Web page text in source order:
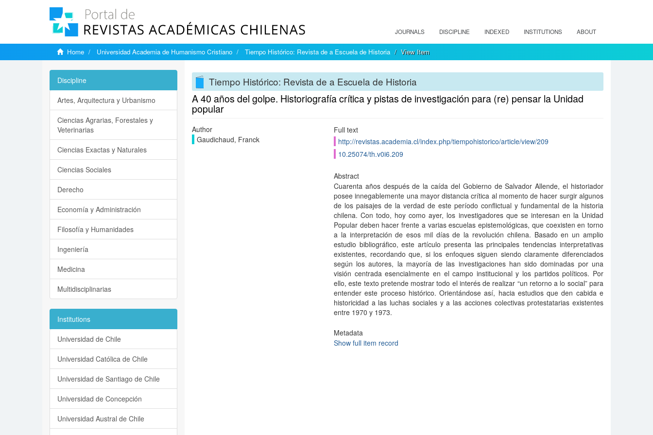
JOURNALS DISCIPLINE INDEXED INSTITUTIONS ABOUT
Home Universidad Academia de Humanismo Cristiano Tiempo Histórico: Revista de a Escuela de Historia View Item
Tiempo Histórico: Revista de a Escuela de Historia
A 40 años del golpe. Historiografía crítica y pistas de investigación para (re) pensar la Unidad
popular
Author
Gaudichaud, Franck
Full text
http://revistas.academia.cl/index.php/tiempohistorico/article/view/209
10.25074/th.v0i6.209
Abstract
Cuarenta años después de la caída del Gobierno de Salvador Allende, el historiador
posee innegablemente una mayor distancia crítica al momento de hacer surgir algunos
de los paisajes de la verdad de este período conflictual y fundamental de la historia
chilena. Con todo, hoy como ayer, los investigadores que se interesan en la Unidad
Popular deben hacer frente a varias escuelas epistemológicas, que coexisten en torno
a la interpretación de esos mil días de la revolución chilena. Basado en un amplio
estudio bibliográfico, este artículo presenta las principales tendencias interpretativas
existentes, recordando que, si los enfoques siguen siendo claramente diferenciados
según los autores, la mayoría de las investigaciones han sido dominadas por una
visión centrada esencialmente en el campo institucional y los partidos políticos. Por
ello, este texto pretende mostrar todo el interés de realizar “un retorno a lo social” para
entender este proceso histórico. Orientándose así, hacia estudios que den cabida e
historicidad a las luchas sociales y a las acciones colectivas protestatarias existentes
entre 1970 y 1973.
Metadata
Show full item record
Discipline
Artes, Arquitectura y Urbanismo
Ciencias Agrarias, Forestales y
Veterinarias
Ciencias Exactas y Naturales
Ciencias Sociales
Derecho
Economía y Administración
Filosofía y Humanidades
Ingeniería
Medicina
Multidisciplinarias
Institutions
Universidad de Chile
Universidad Católica de Chile
Universidad de Santiago de Chile
Universidad de Concepción
Universidad Austral de Chile